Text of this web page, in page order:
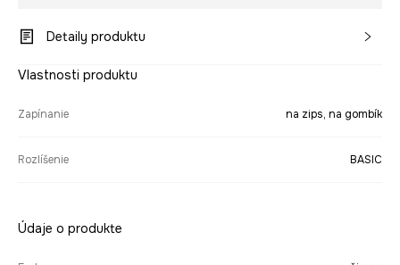
Detaily produktu
Vlastnosti produktu
Zapínanie na zips, na gombík
Rozlíšenie BASIC
Údaje o produkte